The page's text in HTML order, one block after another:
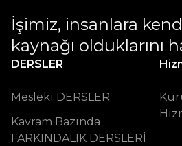
İşimiz, insanlara
kaynağı olduklarını
DERSLER
Mesleki DERSLER
Kavram Bazında
FARKINDALIK DERSLERİ